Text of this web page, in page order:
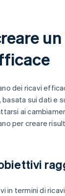
dei ricavi
basata sui dati e
ai
per creare
in termini di